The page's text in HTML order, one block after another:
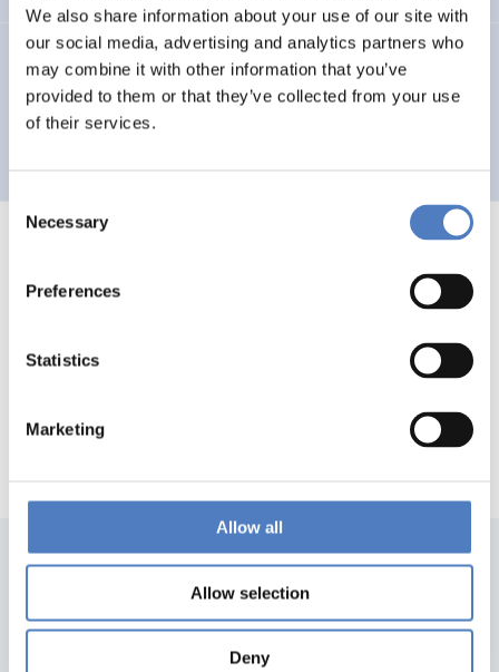
We also share information about your use of our site with
our social media, advertising and analytics partners who
may combine it with other information that you’ve
provided to them or that they’ve collected from your use
of their services.
Consent
Selection
Necessary
Preferences
Statistics
Marketing
Allow all
Allow selection
Deny
GV 93
Global Village 1993 – Architektur und Stadtplanung im
Zeitalter der Telekommunikation“
59